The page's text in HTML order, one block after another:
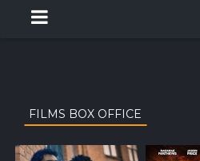
FILMS BOX OFFICE